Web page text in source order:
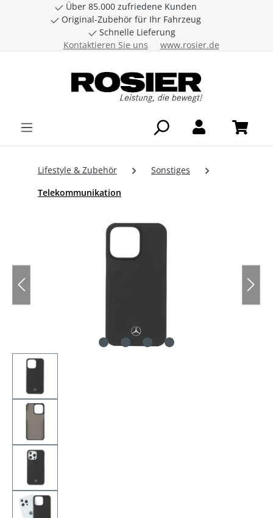
Zum Hauptinhalt springen
Über 85.000 zufriedene Kunden
Original-Zubehör für Ihr Fahrzeug
Schnelle Lieferung
Kontaktieren Sie uns
www.rosier.de
Lifestyle & Zubehör
Sonstiges
Telekommunikation
Bildergalerie überspringen